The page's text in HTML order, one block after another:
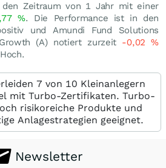
den Zeitraum von 1 Jahr mit einer
%. Die Performance ist in den
und Amundi Fund Solutions
(A) notiert zurzeit -0,02%
7 von 10 Kleinanlegern
mit Turbo-Zertifikaten. Turbo-
risikoreiche Produkte und
Anlagestrategien geeignet.
Newsletter